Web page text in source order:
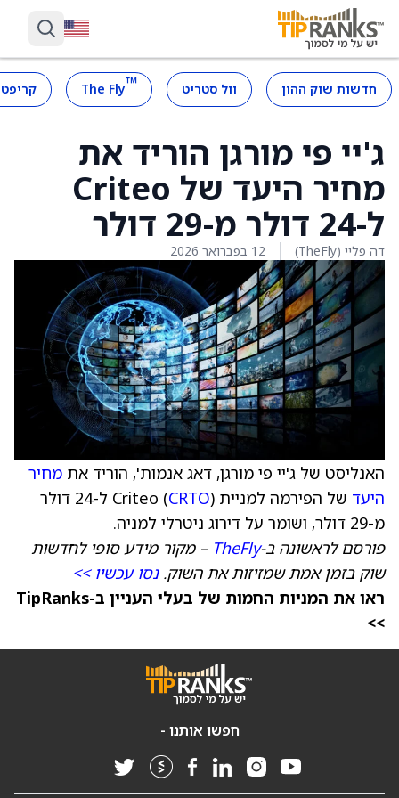
חדשות שוק ההון וול סטריט ™
The Fly
ג'יי פי מורגן הוריד את
מחיר היעד של Criteo
ל-24 דולר מ-29 דולר
דה פליי (TheFly) 12 בפברואר 2026
האנליסט של ג'יי פי מורגן, דאג אנמות', הוריד את מחיר
היעד של הפירמה למניית Criteo ( CRTO
) ל-24 דולר
מ-29 דולר, ושומר על דירוג ניטרלי למניה.
פורסם לראשונה ב-TheFly – מקור מידע סופי לחדשות
שוק בזמן אמת שמזיזות את השוק.נסו עכשיו >>
ראו את המניות החמות של בעלי העניין ב-TipRanks
>>
חפשו אותנו -